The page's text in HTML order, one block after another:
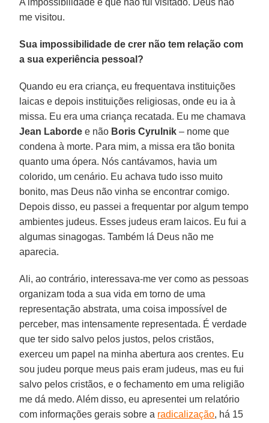
me visitou.
Sua impossibilidade de crer não tem relação com
a sua experiência pessoal?
Quando eu era criança, eu frequentava instituições
laicas e depois instituições religiosas, onde eu ia à
missa. Eu era uma criança recatada. Eu me chamava
Jean Laborde e não Boris Cyrulnik – nome que
condena à morte. Para mim, a missa era tão bonita
quanto uma ópera. Nós cantávamos, havia um
colorido, um cenário. Eu achava tudo isso muito
bonito, mas Deus não vinha se encontrar comigo.
Depois disso, eu passei a frequentar por algum tempo
ambientes judeus. Esses judeus eram laicos. Eu fui a
algumas sinagogas. Também lá Deus não me
aparecia.
Ali, ao contrário, interessava-me ver como as pessoas
organizam toda a sua vida em torno de uma
representação abstrata, uma coisa impossível de
perceber, mas intensamente representada. É verdade
que ter sido salvo pelos justos, pelos cristãos,
exerceu um papel na minha abertura aos crentes. Eu
sou judeu porque meus pais eram judeus, mas eu fui
salvo pelos cristãos, e o fechamento em uma religião
me dá medo. Além disso, eu apresentei um relatório
com informações gerais sobre a radicalização, há 15